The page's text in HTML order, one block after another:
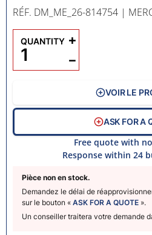
RÉF. DM_ME_26-814754 |
Pièce non en stock.
Demandez le délai de
sur le bouton « ASK FOR A QUOTE ».
Un conseiller traitera votre demande
QUANTITY
−
+
VOIR LE
ASK FOR A
Free quote with
Response within 24